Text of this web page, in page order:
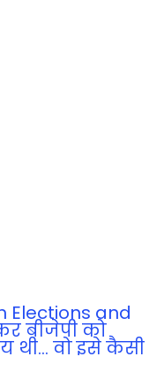
Elections and
बीजेपी को
थी… वो इसे कैसी